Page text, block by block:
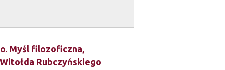
Myśl filozoficzna,
Rubczyńskiego